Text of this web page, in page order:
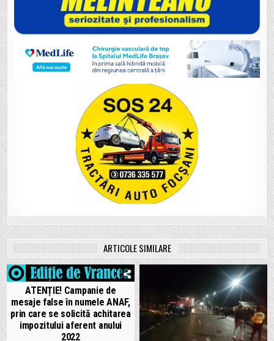
ARTICOLE SIMILARE
ATENȚIE! Campanie de
mesaje false în numele ANAF,
prin care se solicită achitarea
impozitului aferent anului
2022